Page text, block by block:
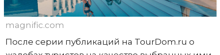
magnific.com
После серии публикаций на TourDom.ru о